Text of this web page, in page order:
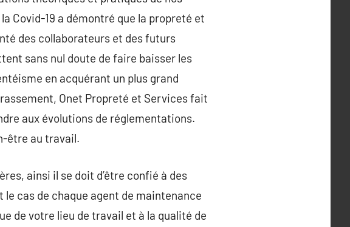
Covid-19 a démontré que la propreté et
des collaborateurs et des futurs
sans nul doute de faire baisser les
en acquérant un plus grand
Onet Propreté et Services fait
aux évolutions de réglementations.
être au travail.
ainsi il se doit d’être confié à des
cas de chaque agent de maintenance
de votre lieu de travail et à la qualité de